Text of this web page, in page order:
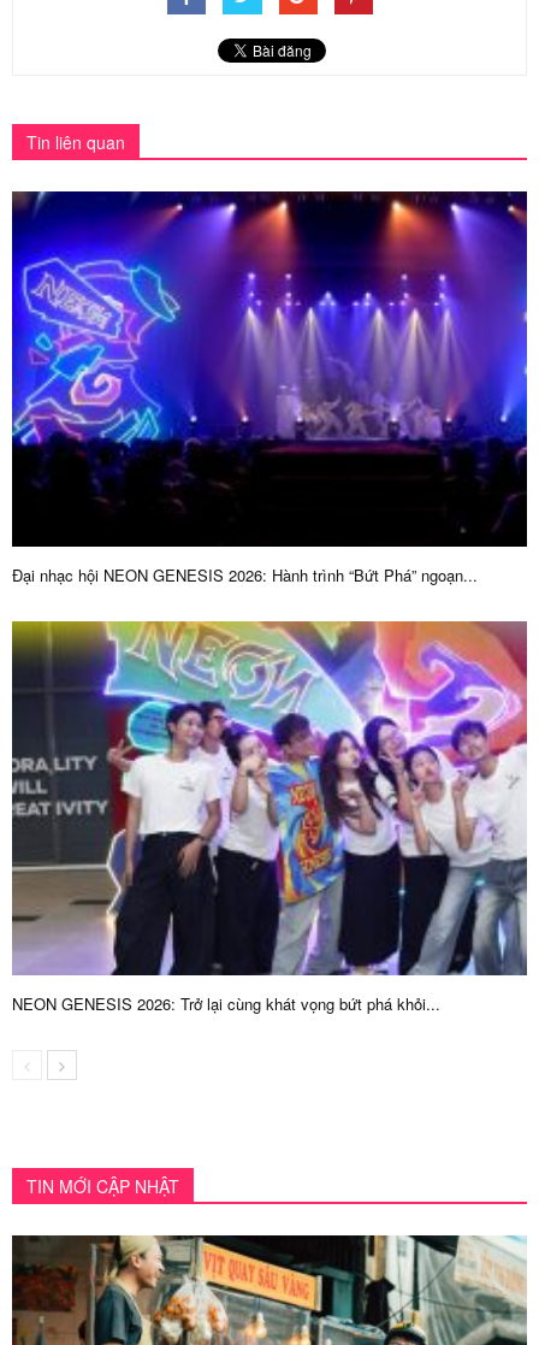
Tin liên quan
Đại nhạc hội NEON GENESIS 2026: Hành trình “Bứt Phá” ngoạn...
NEON GENESIS 2026: Trở lại cùng khát vọng bứt phá khỏi...
TIN MỚI CẬP NHẬT